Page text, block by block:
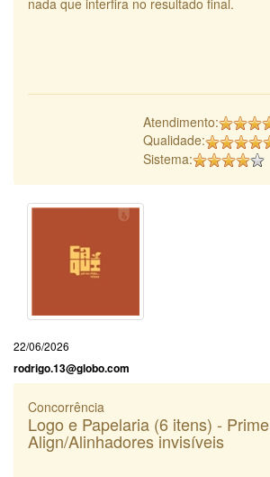
Atendimento:
Qualidade:
Sistema:
22/06/2026
rodrigo.13@globo.com
Concorrência
Logo e Papelaria (6 itens) - Prime
Align/Alinhadores invisíveis